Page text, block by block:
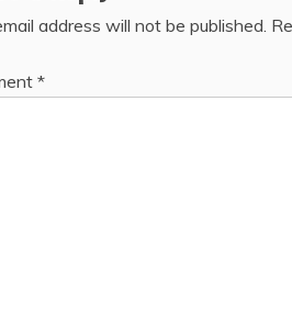
address will not be published.
*